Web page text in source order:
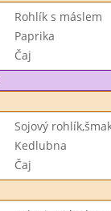
Rohlík s máslem
Paprika
Čaj
Sojový
Kedlubna
Čaj